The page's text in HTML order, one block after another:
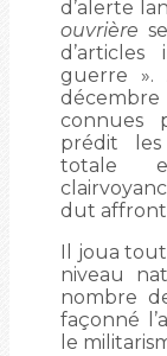
d’alerte
ouvrière
guerre ».
décembre
connues
prédit les
totale
dut
Il joua
niveau
nombre
façonné
le